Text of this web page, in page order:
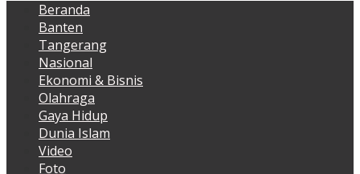
Beranda
Banten
Tangerang
Nasional
Ekonomi & Bisnis
Olahraga
Gaya Hidup
Dunia Islam
Video
Foto